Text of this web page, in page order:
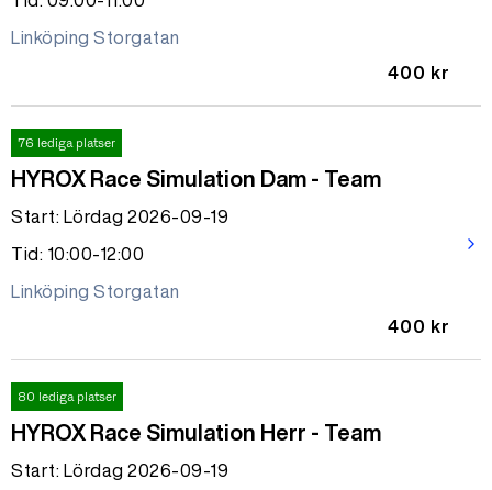
Linköping Storgatan
400 kr
76 lediga platser
HYROX Race Simulation Dam - Team
Start: Lördag 2026-09-19
Tid: 10:00-12:00
Linköping Storgatan
400 kr
arrow_forward_ios
80 lediga platser
HYROX Race Simulation Herr - Team
Start: Lördag 2026-09-19